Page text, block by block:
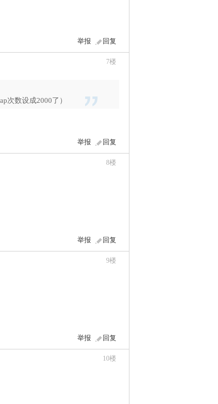
回复
举报
7楼
次数设成2000了）
回复
举报
8楼
回复
举报
9楼
回复
举报
10楼